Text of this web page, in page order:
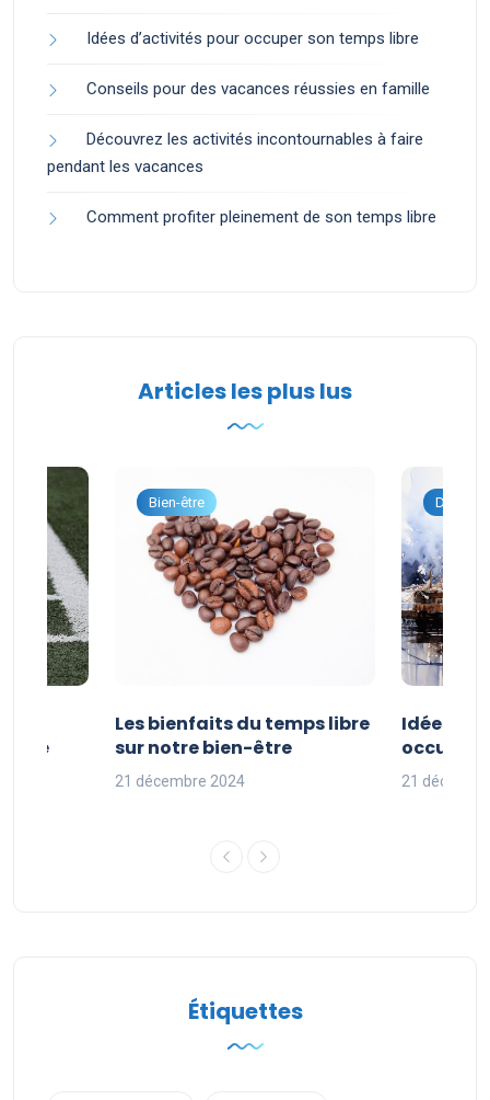
Idées d’activités pour occuper son temps libre
Conseils pour des vacances réussies en famille
Découvrez les activités incontournables à faire
pendant les vacances
Comment profiter pleinement de son temps libre
Articles les plus lus
faire
Bien-être
Les bienfaits du temps libre
sur notre bien-être
21 décembre 2024
Idées
occuper
21
Étiquettes